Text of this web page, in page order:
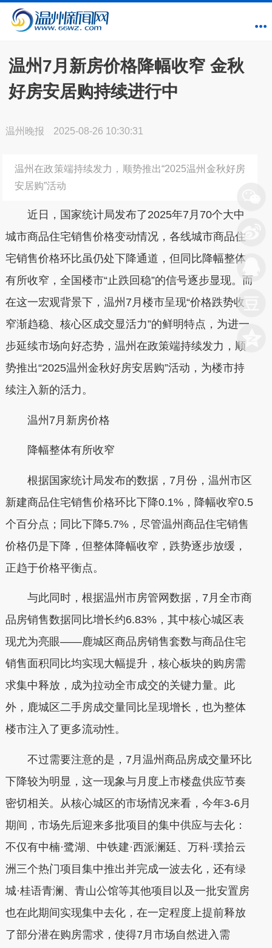
温州7月新房价格降幅收窄 金秋
好房安居购持续进行中
温州晚报 2025-08-26 10:30:31
温州在政策端持续发力，顺势推出“2025温州金秋好房
安居购”活动
近日，国家统计局发布了2025年7月70个大中
城市商品住宅销售价格变动情况，各线城市商品住
宅销售价格环比虽仍处下降通道，但同比降幅整体
有所收窄，全国楼市“止跌回稳”的信号逐步显现。而
在这一宏观背景下，温州7月楼市呈现“价格跌势收
窄渐趋稳、核心区成交显活力”的鲜明特点，为进一
步延续市场向好态势，温州在政策端持续发力，顺
势推出“2025温州金秋好房安居购”活动，为楼市持
续注入新的活力。
温州7月新房价格
降幅整体有所收窄
根据国家统计局发布的数据，7月份，温州市区
新建商品住宅销售价格环比下降0.1%，降幅收窄0.5
个百分点；同比下降5.7%，尽管温州商品住宅销售
价格仍是下降，但整体降幅收窄，跌势逐步放缓，
正趋于价格平衡点。
与此同时，根据温州市房管网数据，7月全市商
品房销售数据同比增长约6.83%，其中核心城区表
现尤为亮眼——鹿城区商品房销售套数与商品住宅
销售面积同比均实现大幅提升，核心板块的购房需
求集中释放，成为拉动全市成交的关键力量。此
外，鹿城区二手房成交量同比呈现增长，也为整体
楼市注入了更多流动性。
不过需要注意的是，7月温州商品房成交量环比
下降较为明显，这一现象与月度上市楼盘供应节奏
密切相关。从核心城区的市场情况来看，今年3-6月
期间，市场先后迎来多批项目的集中供应与去化：
不仅有中楠·鹭湖、中铁建·西派澜廷、万科·璞拾云
洲三个热门项目集中推出并完成一波去化，还有绿
城·桂语青澜、青山公馆等其他项目以及一批安置房
也在此期间实现集中去化，在一定程度上提前释放
了部分潜在购房需求，使得7月市场自然进入需